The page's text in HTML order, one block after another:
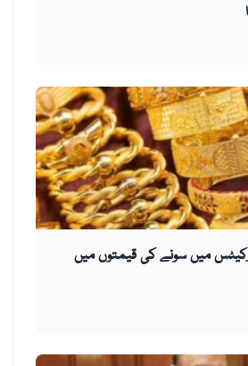
میں سونے کی قیمتوں میں